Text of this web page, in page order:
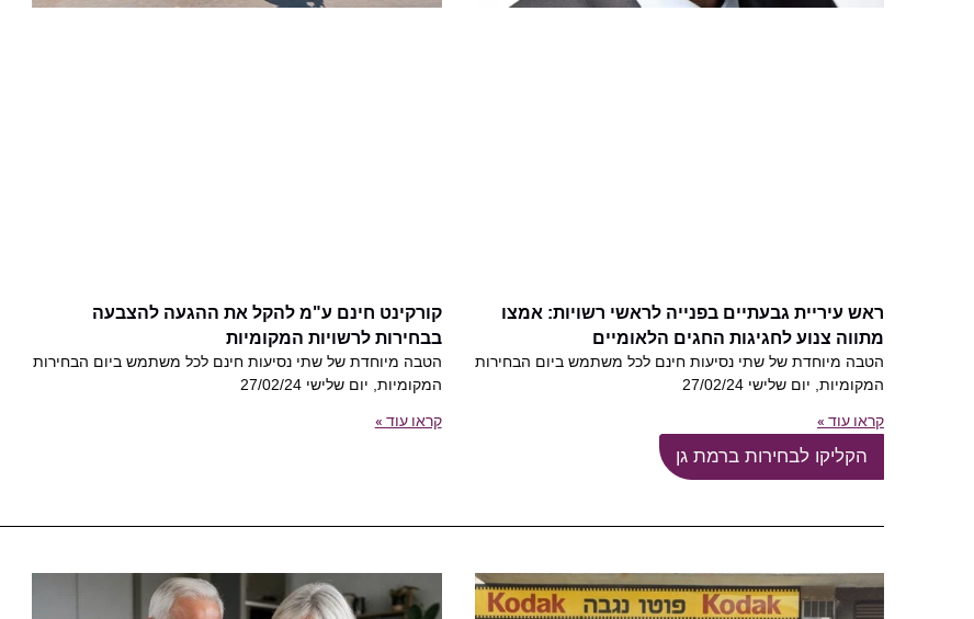
ראש עיריית גבעתיים בפנייה לראשי רשויות: אמצו
מתווה צנוע לחגיגות החגים הלאומיים
הטבה מיוחדת של שתי נסיעות חינם לכל משתמש ביום הבחירות
המקומיות, יום שלישי 27/02/24
קראו עוד »
קורקינט חינם ע"מ להקל את ההגעה להצבעה
בבחירות לרשויות המקומיות
הטבה מיוחדת של שתי נסיעות חינם לכל משתמש ביום הבחירות
המקומיות, יום שלישי 27/02/24
קראו עוד »
הקליקו לבחירות ברמת גן